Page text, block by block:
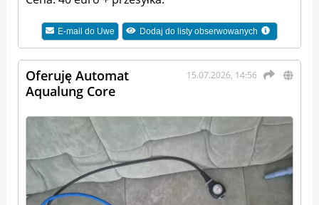
E-mail do Uwe Dodaj do listy obserwowanych
15.07.2026, 14:56
Oferuję Automat
Aqualung Core